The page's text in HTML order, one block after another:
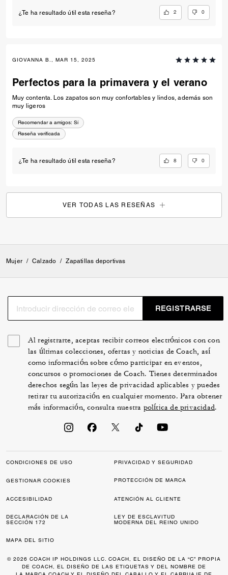
¿Te ha resultado útil esta reseña? 2 0
GIOVANNA B., MAR 15, 2025
Perfectos para la primavera y el verano
Muy contenta. Los zapatos son muy confortables y lindos, además son
muy ligeros
Recomendar a amigos: Sí
Reseña verificada
¿Te ha resultado útil esta reseña? 8 0
VER TODAS LAS RESEÑAS
Mujer / Calzado / Zapatillas deportivas
REGISTRARSE
Al registrarte, aceptas recibir correos electrónicos con con
las últimas colecciones, ofertas y noticias de Coach, así
como información sobre cómo participar en eventos,
concursos o promociones de Coach. Tienes determinados
derechos según las leyes de privacidad aplicables y puedes
retirar tu autorización en cualquier momento. Para obtener
más información, consulta nuestra política de privacidad.
CONDICIONES DE USO PRIVACIDAD Y SEGURIDAD
GESTIONAR COOKIES PROTECCIÓN DE MARCA
ACCESIBILIDAD ATENCIÓN AL CLIENTE
DECLARACIÓN DE LA
SECCIÓN 172
LEY DE ESCLAVITUD
MODERNA DEL REINO UNIDO
MAPA DEL SITIO
© 2026 COACH IP HOLDINGS LLC. COACH, EL DISEÑO DE LA “C” PROPIA
DE COACH, EL DISEÑO DE LAS ETIQUETAS Y DEL NOMBRE DE